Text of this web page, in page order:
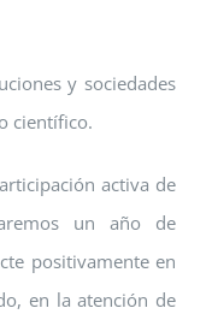
y sociedades
científico.
activa de
un año de
positivamente en
en la atención de